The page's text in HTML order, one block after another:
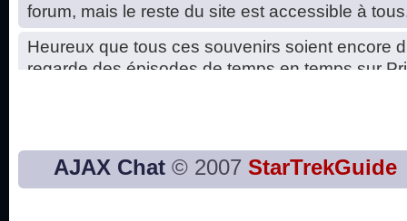
forum, mais le reste du site est accessible à
Heureux que tous ces souvenirs soient encore
regarde des épisodes de temps en temps sur
Bon, 2020, ça n'a pas trop marché. JE vous
AJAX Chat © 2007 StarTrekGuide